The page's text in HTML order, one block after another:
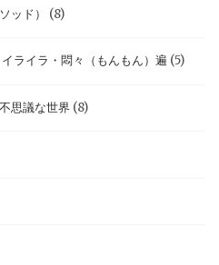
ッド） (8)
イラ・悶々（もんもん）遍 (5)
思議な世界 (8)